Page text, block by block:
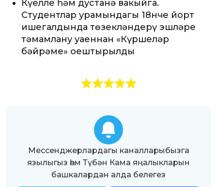
Күңелле һәм дустанә вакыйга.
Студентлар урамындагы 18нче йорт
ишегалдында төзекләндерү эшләре
тәмамлану уңаеннан «Күршеләр
бәйрәме» оештырылды
Мессенджерлардагы каналларыбызга
язылыгыз һәм Түбән Кама яңалыкларын
башкалардан алда белегез